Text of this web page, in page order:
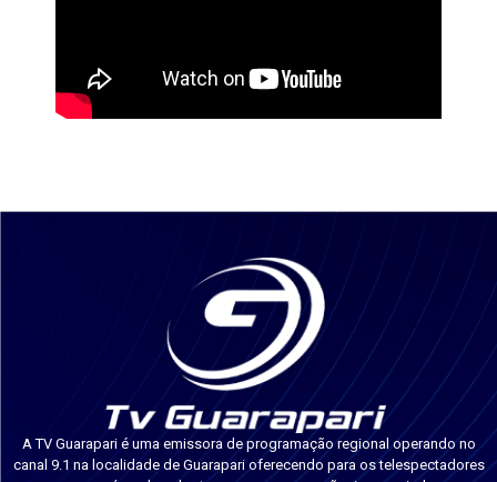
A TV Guarapari é uma emissora de programação regional operando no
canal 9.1 na localidade de Guarapari oferecendo para os telespectadores